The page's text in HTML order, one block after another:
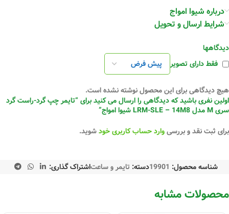
درباره شیوا امواج
شرایط ارسال و تحویل
دیدگاهها
فقط دارای تصویر
هیچ دیدگاهی برای این محصول نوشته نشده است.
اولین نفری باشید که دیدگاهی را ارسال می کنید برای “تایمر چپ گرد-راست گرد
سری M مدل LRM-SLE – 14M8 شیوا امواج”
برای ثبت نقد و بررسیوارد حساب کاربری خودشوید.
شناسه محصول: 19901دسته: تایمر و ساعتاشتراک گذاری:
محصولات مشابه